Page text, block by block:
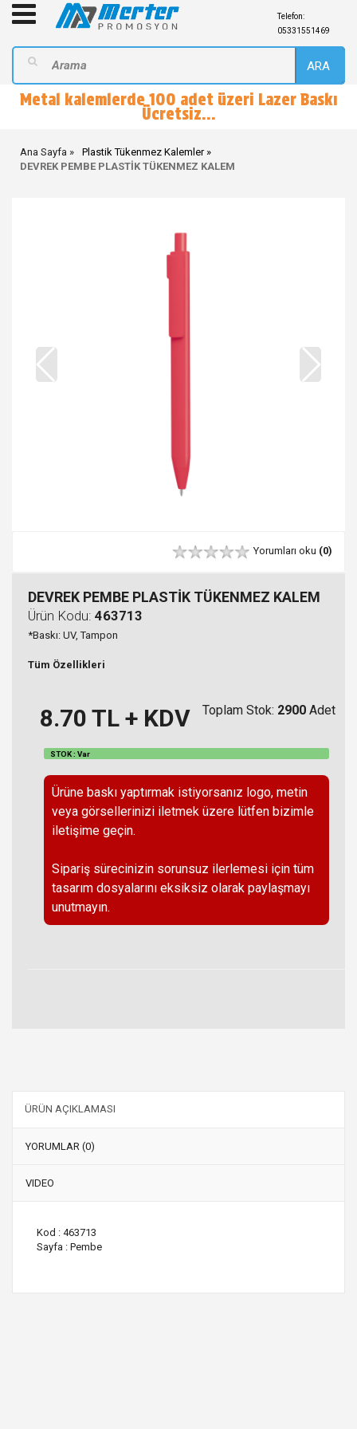
Telefon:
05331551469
ARA
Metal kalemlerde 100 adet üzeri Lazer Baskı
Ücretsiz...
Ana Sayfa
Plastik Tükenmez Kalemler
DEVREK PEMBE PLASTİK TÜKENMEZ KALEM
Yorumları oku (0)
DEVREK PEMBE PLASTİK TÜKENMEZ KALEM
Ürün Kodu: 463713
*Baskı: UV, Tampon
Tüm Özellikleri
8.70 TL + KDV Toplam Stok: 2900 Adet
STOK : Var
Ürüne baskı yaptırmak istiyorsanız logo, metin
veya görsellerinizi iletmek üzere lütfen bizimle
iletişime geçin.
Sipariş sürecinizin sorunsuz ilerlemesi için tüm
tasarım dosyalarını eksiksiz olarak paylaşmayı
unutmayın.
ÜRÜN AÇIKLAMASI
YORUMLAR (0)
VIDEO
Kod : 463713
Sayfa : Pembe